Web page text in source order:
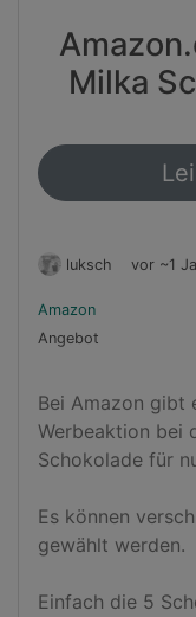
Milka
luksch vor ~1
Amazon
Angebot
Bei Amazon gibt
Werbeaktion bei
Schokolade für
Es können
gewählt werden.
Einfach die 5